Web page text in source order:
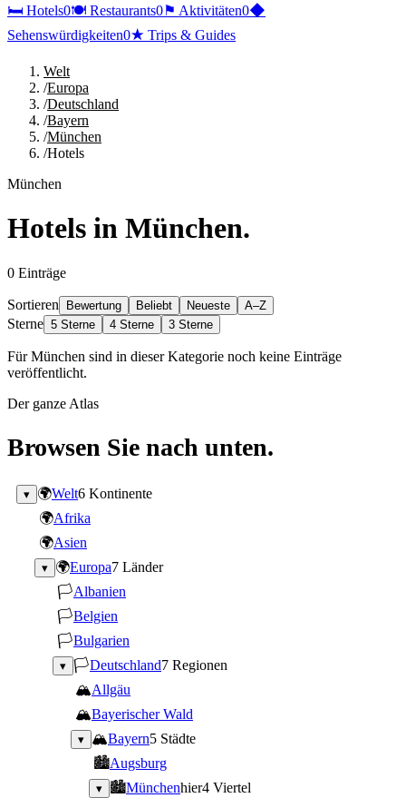
🛏 Hotels0🍽 Restaurants0⚑ Aktivitäten0◆
Sehenswürdigkeiten0★ Trips & Guides
Welt
/Europa
/Deutschland
/Bayern
/München
/Hotels
München
Hotels in München.
0 Einträge
Sortieren Bewertung Beliebt Neueste A–Z
Sterne 5 Sterne 4 Sterne 3 Sterne
Für München sind in dieser Kategorie noch keine Einträge
veröffentlicht.
Der ganze Atlas
Browsen Sie nach unten.
▾ 🌍Welt6 Kontinente
🌍Afrika
🌍Asien
▾ 🌍Europa7 Länder
🏳Albanien
🏳Belgien
🏳Bulgarien
▾ 🏳Deutschland7 Regionen
🏔Allgäu
🏔Bayerischer Wald
▾ 🏔Bayern5 Städte
🏙Augsburg
▾ 🏙Münchenhier4 Viertel